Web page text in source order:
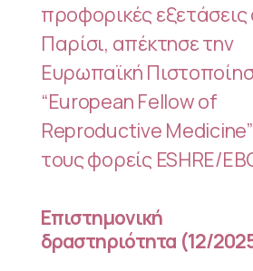
προφορικές εξετάσεις
Παρίσι, απέκτησε την
Ευρωπαϊκή
“European Fellow of
Reproductive
τους φορείς ESHRE/
Eπιστημονική
δραστηριότητα (12/